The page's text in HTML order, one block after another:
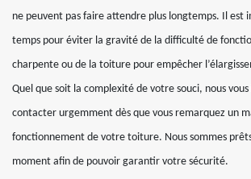
ne peuvent pas faire attendre plus longtemps. Il est
temps pour éviter la gravité de la difficulté de
charpente ou de la toiture pour empêcher
Quel que soit la complexité de votre souci, nous
contacter urgemment dès que vous remarquez un
fonctionnement de votre toiture. Nous sommes
moment afin de pouvoir garantir votre sécurité.